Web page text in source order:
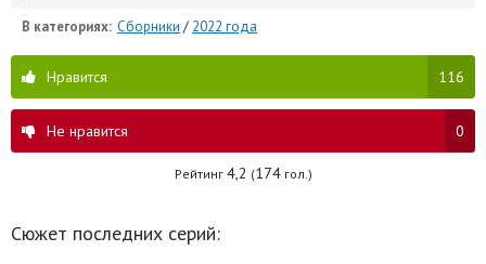
В категориях: Сборники / 2022 года
Нравится 116
Не нравится 0
Рейтинг 4,2 (174гол.)
Сюжет последних серий: